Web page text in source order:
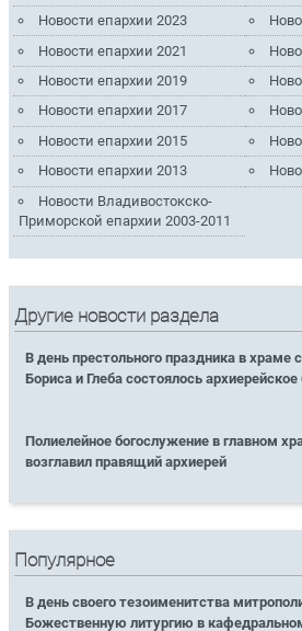
Новости епархии 2023
Новости епархии 2021
Новости епархии 2019
Новости епархии 2017
Новости епархии 2015
Новости епархии 2013
Новости Владивостокско-
Приморской епархии 2003-2011
Другие новости раздела
В день престольного праздника в храме
Бориса и Глеба состоялось
Полиелейное богослужение в главном
возглавил правящий архиерей
Популярное
В день своего тезоименитства
Божественную литургию в